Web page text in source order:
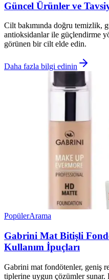
Güncel Ürünler ve
Cilt bakımında doğru temizlik,
antioksidanlar ile güçlendirme
görünen bir cilt elde edin.
Daha fazla bilgi edinin
PopülerArama
Gabrini Mat Bitişli
Kullanım İpuçları
Gabrini mat fondötenler, geniş
tiplerine uygun çözümler